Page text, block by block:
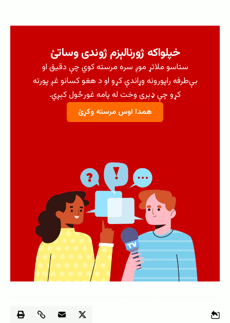
خپلواکه ژورنالېزم ژوندی وساتئ
ستاسو ملاتړ موږ سره مرسته کوي چې دقیق او
بې‌طرفه راپورونه وړاندې کړو او د هغو کسانو غږ پورته
کړو چې ډېری وخت له پامه غورځول کېږي.
همدا اوس مرسته وکړئ